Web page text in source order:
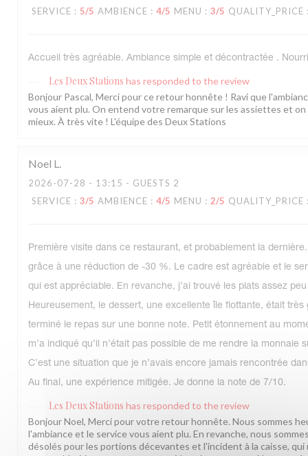
SERVICE : 5/5 AMBIENCE : 4/5 MENU : 3/5 QUALITY_PRICE
Accueil très agréable. Ambiance simple et décontractée .
Les Deux Stations has responded to the review
Bonjour Pascal, Merci pour ce retour honnête ! Ravi que
vous aient plu. On entend votre remarque sur les assiettes et on
mieux. À très vite ! L'équipe des Deux Stations
Noel L
2026-07-28 - 13:15 - GUESTS 2
SERVICE : 3/5 AMBIENCE : 4/5 MENU : 2/5 QUALITY_PRICE
Première visite dans ce restaurant, et probablement la
grâce à une réduction de -30 %. Le cadre est agréable et le
qui est appréciable. En revanche, j’ai trouvé les plats assez
Heureusement, le dessert, une excellente île flottante, était très
terminé le repas sur une bonne note. Petit étonnement au
m’a indiqué qu’il n’était pas possible de me rendre la monnaie
C’est une situation que je n’avais encore jamais rencontrée
Au final, une expérience mitigée. Je donne la note de 7/10.
Les Deux Stations has responded to the review
Bonjour Noel, Merci pour votre retour honnête. Nous sommes
l'ambiance et le service vous aient plu. En revanche, nous
désolés pour les portions décevantes et l'incident à la caisse, qui